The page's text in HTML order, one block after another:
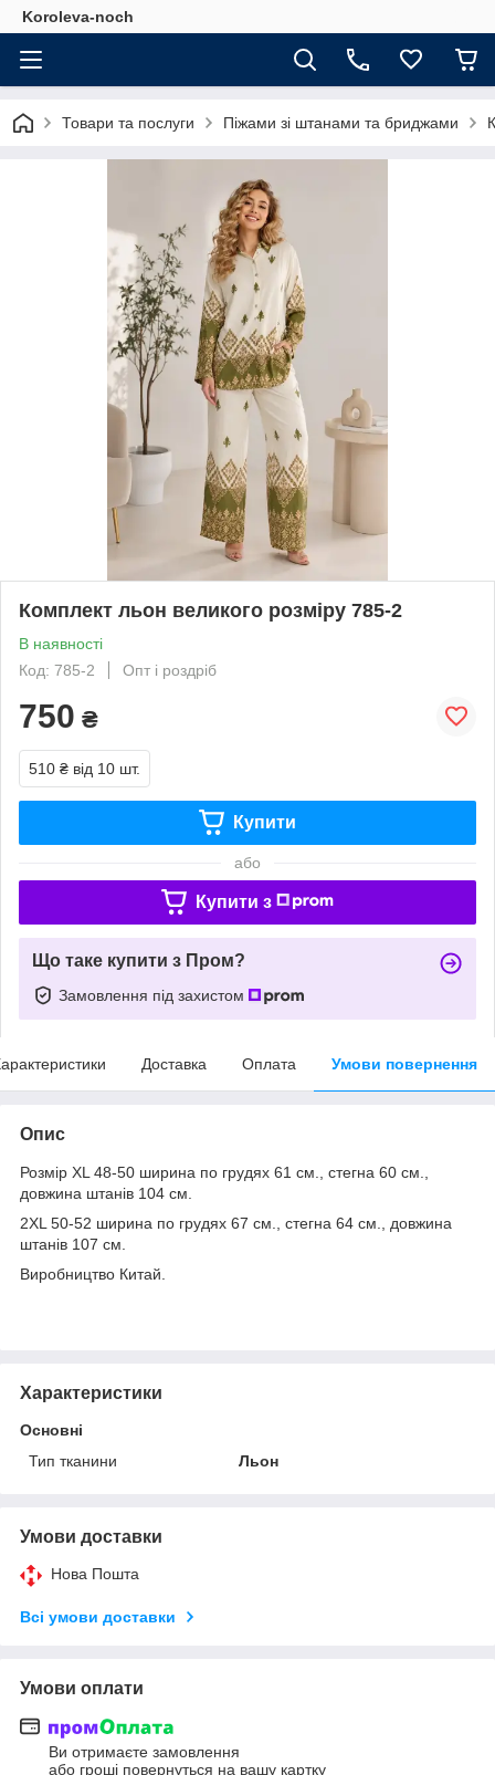
Koroleva-noch
Товари та послуги Піжами зі штанами та бриджами
Комплект льон великого розміру 785-2
В наявності
Код: 785-2
Опт і роздріб
750 ₴
510 ₴ від 10 шт.
Купити
або
Купити з
Що таке купити з Пром?
Замовлення під захистом
Доставка Оплата Умови повернення
Опис
Розмір XL 48-50 ширина по грудях 61 см., стегна 60 см.,
довжина штанів 104 см.
2XL 50-52 ширина по грудях 67 см., стегна 64 см., довжина
штанів 107 см.
Виробництво Китай.
Характеристики
Основні
Тип тканини
Льон
Умови доставки
Нова Пошта
Всі умови доставки
Умови оплати
Ви отримаєте замовлення
або гроші повернуться на вашу картку